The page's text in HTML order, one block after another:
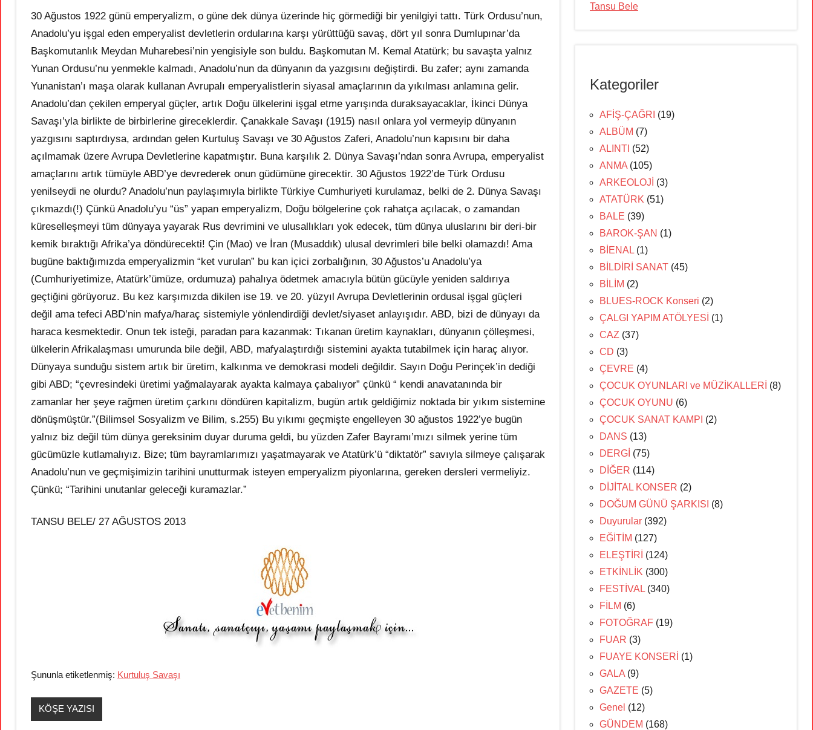
30 Ağustos 1922 günü emperyalizm, o güne dek dünya üzerinde hiç görmediği bir yenilgiyi tattı. Türk Ordusu’nun,
Anadolu’yu işgal eden emperyalist devletlerin ordularına karşı yürüttüğü savaş, dört yıl sonra Dumlupınar’da
Başkomutanlık Meydan Muharebesi’nin yengisiyle son buldu. Başkomutan M. Kemal Atatürk; bu savaşta yalnız
Yunan Ordusu’nu yenmekle kalmadı, Anadolu’nun da dünyanın da yazgısını değiştirdi. Bu zafer; aynı zamanda
Yunanistan’ı maşa olarak kullanan Avrupalı emperyalistlerin siyasal amaçlarının da yıkılması anlamına gelir.
Anadolu’dan çekilen emperyal güçler, artık Doğu ülkelerini işgal etme yarışında duraksayacaklar, İkinci Dünya
Savaşı’yla birlikte de birbirlerine gireceklerdir. Çanakkale Savaşı (1915) nasıl onlara yol vermeyip dünyanın
yazgısını saptırdıysa, ardından gelen Kurtuluş Savaşı ve 30 Ağustos Zaferi, Anadolu’nun kapısını bir daha
açılmamak üzere Avrupa Devletlerine kapatmıştır. Buna karşılık 2. Dünya Savaşı’ndan sonra Avrupa, emperyalist
amaçlarını artık tümüyle ABD’ye devrederek onun güdümüne girecektir. 30 Ağustos 1922’de Türk Ordusu
yenilseydi ne olurdu? Anadolu’nun paylaşımıyla birlikte Türkiye Cumhuriyeti kurulamaz, belki de 2. Dünya Savaşı
çıkmazdı(!) Çünkü Anadolu’yu “üs” yapan emperyalizm, Doğu bölgelerine çok rahatça açılacak, o zamandan
küreselleşmeyi tüm dünyaya yayarak Rus devrimini ve ulusallıkları yok edecek, tüm dünya uluslarını bir deri-bir
kemik bıraktığı Afrika’ya döndürecekti! Çin (Mao) ve İran (Musaddık) ulusal devrimleri bile belki olamazdı! Ama
bugüne baktığımızda emperyalizmin “ket vurulan” bu kan içici zorbalığının, 30 Ağustos’u Anadolu’ya
(Cumhuriyetimize, Atatürk’ümüze, ordumuza) pahalıya ödetmek amacıyla bütün gücüyle yeniden saldırıya
geçtiğini görüyoruz. Bu kez karşımızda dikilen ise 19. ve 20. yüzyıl Avrupa Devletlerinin ordusal işgal güçleri
değil ama tefeci ABD’nin mafya/haraç sistemiyle yönlendirdiği devlet/siyaset anlayışıdır. ABD, bizi de dünyayı da
haraca kesmektedir. Onun tek isteği, paradan para kazanmak: Tıkanan üretim kaynakları, dünyanın çölleşmesi,
ülkelerin Afrikalaşması umurunda bile değil, ABD, mafyalaştırdığı sistemini ayakta tutabilmek için haraç alıyor.
Dünyaya sunduğu sistem artık bir üretim, kalkınma ve demokrasi modeli değildir. Sayın Doğu Perinçek’in dediği
gibi ABD; “çevresindeki üretimi yağmalayarak ayakta kalmaya çabalıyor” çünkü “ kendi anavatanında bir
zamanlar her şeye rağmen üretim çarkını döndüren kapitalizm, bugün artık geldiğimiz noktada bir yıkım sistemine
dönüşmüştür.”(Bilimsel Sosyalizm ve Bilim, s.255) Bu yıkımı geçmişte engelleyen 30 ağustos 1922’ye bugün
yalnız biz değil tüm dünya gereksinim duyar duruma geldi, bu yüzden Zafer Bayramı’mızı silmek yerine tüm
gücümüzle kutlamalıyız. Bize; tüm bayramlarımızı yaşatmayarak ve Atatürk’ü “diktatör” savıyla silmeye çalışarak
Anadolu’nun ve geçmişimizin tarihini unutturmak isteyen emperyalizm piyonlarına, gereken dersleri vermeliyiz.
Çünkü; “Tarihini unutanlar geleceği kuramazlar.”
TANSU BELE/ 27 AĞUSTOS 2013
Şununla etiketlenmiş: Kurtuluş Savaşı
KÖŞE YAZISI
Tansu Bele
Kategoriler
AFİŞ-ÇAĞRI (19)
ALBÜM (7)
ALINTI (52)
ANMA (105)
ARKEOLOJİ (3)
ATATÜRK (51)
BALE (39)
BAROK-ŞAN (1)
BİENAL (1)
BİLDİRİ SANAT (45)
BİLİM (2)
BLUES-ROCK Konseri (2)
ÇALGI YAPIM ATÖLYESİ (1)
CAZ (37)
CD (3)
ÇEVRE (4)
ÇOCUK OYUNLARI ve MÜZİKALLERİ (8)
ÇOCUK OYUNU (6)
ÇOCUK SANAT KAMPI (2)
DANS (13)
DERGİ (75)
DİĞER (114)
DİJİTAL KONSER (2)
DOĞUM GÜNÜ ŞARKISI (8)
Duyurular (392)
EĞİTİM (127)
ELEŞTİRİ (124)
ETKİNLİK (300)
FESTİVAL (340)
FİLM (6)
FOTOĞRAF (19)
FUAR (3)
FUAYE KONSERİ (1)
GALA (9)
GAZETE (5)
Genel (12)
GÜNDEM (168)